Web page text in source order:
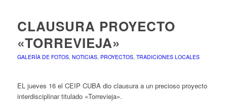
CLAUSURA PROYECTO
«TORREVIEJA»
GALERÍA DE FOTOS, NOTICIAS, PROYECTOS, TRADICIONES LOCALES
EL jueves 16 el CEIP CUBA dio clausura a un precioso proyecto
interdisciplinar titulado «Torrevieja».